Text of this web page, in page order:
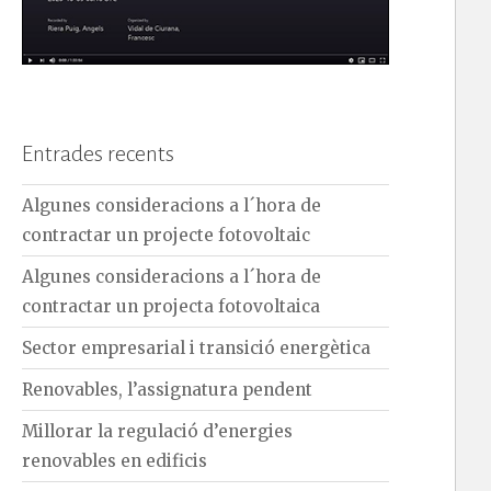
Entrades recents
Algunes consideracions a l´hora de
contractar un projecte fotovoltaic
Algunes consideracions a l´hora de
contractar un projecta fotovoltaica
Sector empresarial i transició energètica
Renovables, l’assignatura pendent
Millorar la regulació d’energies
renovables en edificis